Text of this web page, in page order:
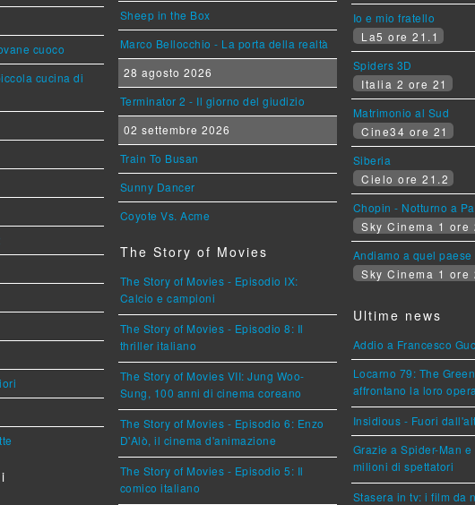
cuoco
cucina di
Sheep in the Box
Marco Bellocchio - La porta della realtà
28 agosto 2026
Terminator 2 - Il giorno del giudizio
02 settembre 2026
Train To Busan
Sunny Dancer
Coyote Vs. Acme
The Story of Movies
The Story of Movies - Episodio IX:
Calcio e campioni
The Story of Movies - Episodio 8: Il
thriller italiano
The Story of Movies VII: Jung Woo-
Sung, 100 anni di cinema coreano
The Story of Movies - Episodio 6: Enzo
D'Alò, il cinema d'animazione
The Story of Movies - Episodio 5: Il
comico italiano
Io e mio fratello
La5 ore 21.1
Spiders 3D
Italia 2 ore 21
Matrimonio al Sud
Cine34 ore 21
Siberia
Cielo ore 21.2
Chopin - Notturno a
Sky Cinema 1 ore
Andiamo a quel paese
Sky Cinema 1 ore
Ultime news
Addio a Francesco
Locarno 79: The
affrontano la loro
Insidious - Fuori
Grazie a Spider-Man
milioni di spettatori
Stasera in tv: i film da